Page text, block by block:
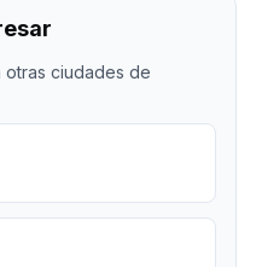
otras ciudades de